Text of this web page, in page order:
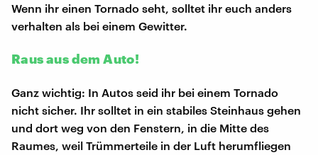
Wenn ihr einen Tornado seht, solltet ihr euch anders
verhalten als bei einem Gewitter.
Raus aus dem Auto!
Ganz wichtig: In Autos seid ihr bei einem Tornado
nicht sicher. Ihr solltet in ein stabiles Steinhaus gehen
und dort weg von den Fenstern, in die Mitte des
Raumes, weil Trümmerteile in der Luft herumfliegen